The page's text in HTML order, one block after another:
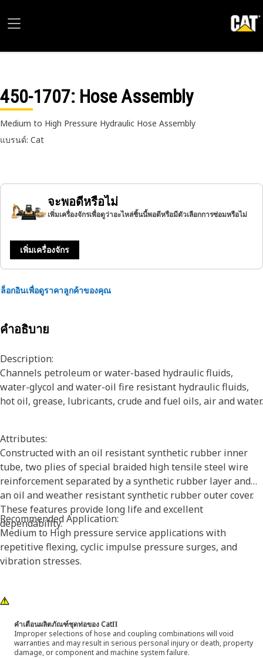
450-1707: Hose Assembly
Medium to High Pressure Hydraulic Hose Assembly
แบรนด์: Cat
จะพอดีหรือไม่
เพิ่มเครื่องจักรเพื่อดูว่าอะไหล่ชิ้นนี้พอดีหรือมีตัวเลือกการซ่อมหรือไม่
เพิ่มเครื่องจักร
ล็อกอินเพื่อดูราคาลูกค้าของคุณ
คำอธิบาย
Description:
Channels petroleum or water-based hydraulic fluids,
water-glycol and water-oil fire resistant hydraulic fluids,
hot oil, grease, lubricants, crude and fuel oils, air and water.
Attributes:
Constructed with an oil resistant synthetic rubber inner
tube, two plies of special braided high tensile steel wire
reinforcement separated by a synthetic rubber layer and
an oil and weather resistant synthetic rubber outer cover.
These features provide long life and excellent
dependability.
Recommended Application:
Medium to High pressure service applications with
repetitive flexing, cyclic impulse pressure surges, and
vibration stresses.
คำเตือนผลิตภัณฑ์ชุดท่อของ CatΠ
Improper selections of hose and coupling combinations will void
warranties and may result in serious personal injury or death, property
damage, or component and machine system failure.